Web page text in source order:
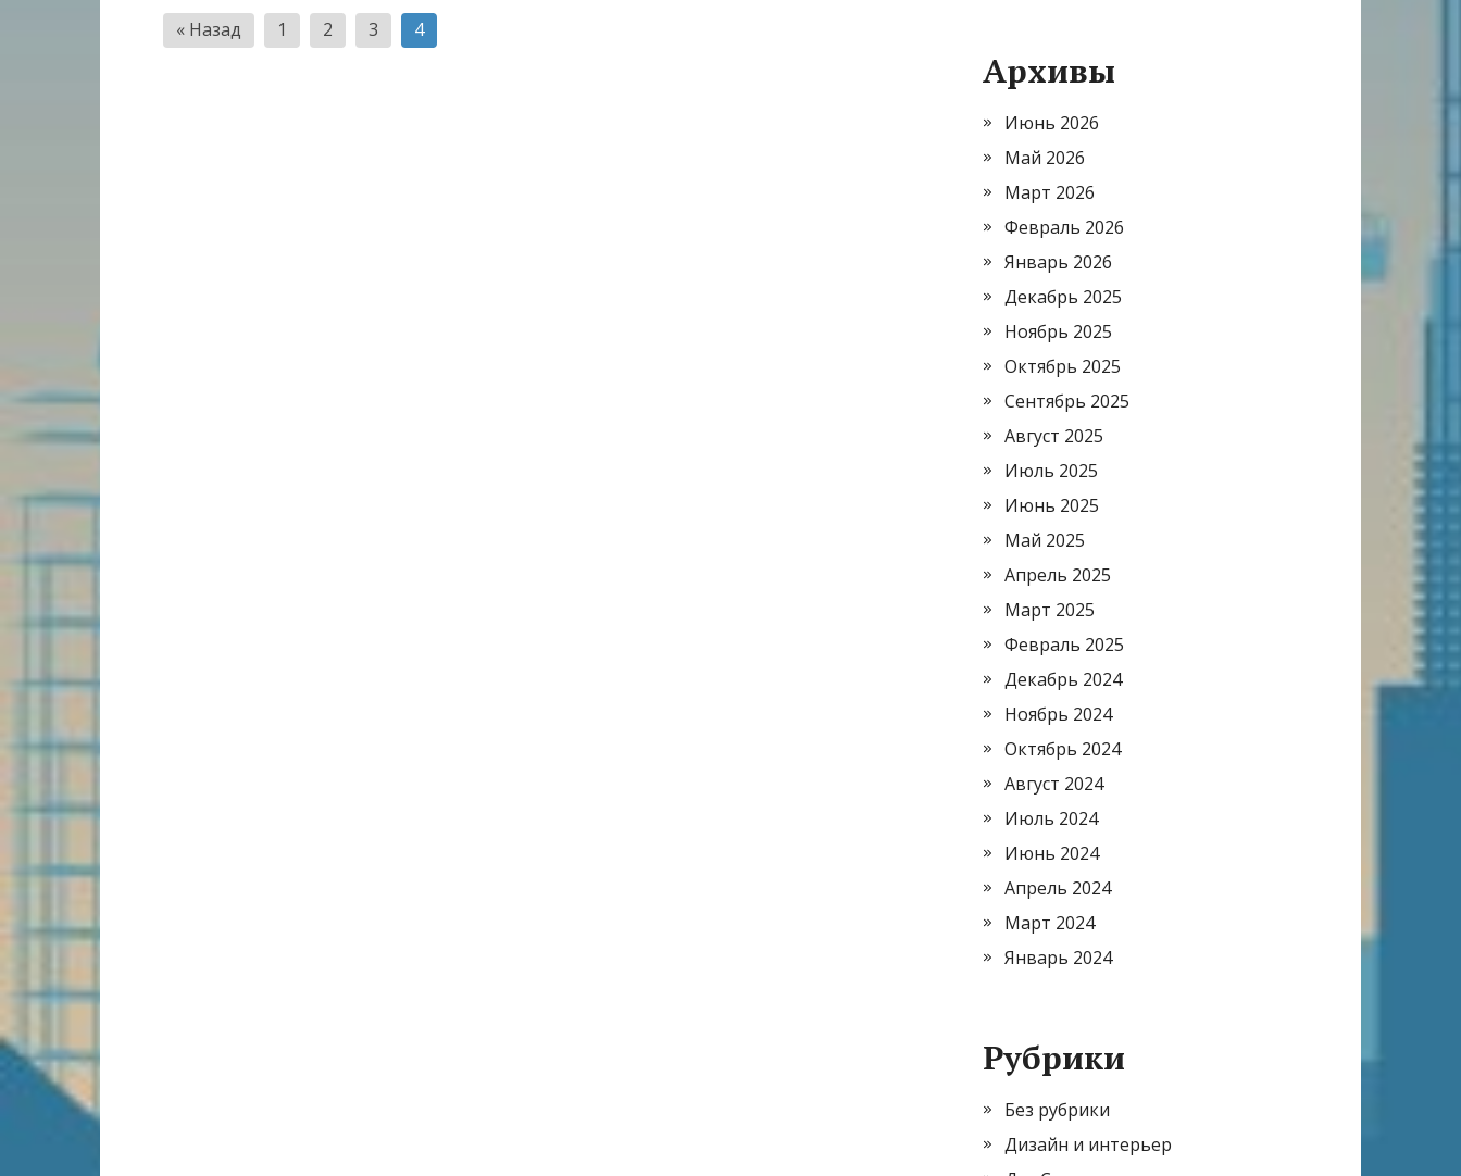
Пагинация
записей
« Назад 1 2 3 4
Архивы
Июнь 2026
Май 2026
Март 2026
Февраль 2026
Январь 2026
Декабрь 2025
Ноябрь 2025
Октябрь 2025
Сентябрь 2025
Август 2025
Июль 2025
Июнь 2025
Май 2025
Апрель 2025
Март 2025
Февраль 2025
Декабрь 2024
Ноябрь 2024
Октябрь 2024
Август 2024
Июль 2024
Июнь 2024
Апрель 2024
Март 2024
Январь 2024
Рубрики
Без рубрики
Дизайн и интерьер